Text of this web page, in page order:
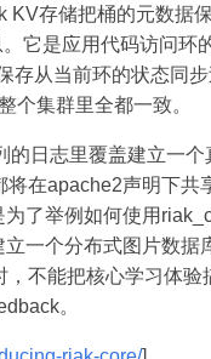
存储把桶的元数据
它是应用代码访问环
从当前环的状态同步
个集群里全都一致。
日志里覆盖建立一
在apache2声明下共
了举例如何使用
一个分布式图片数据
不能把核心学习体验
。